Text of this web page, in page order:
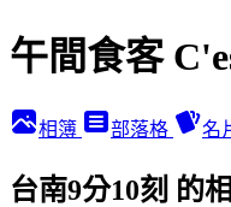
午間食客
相簿 部落格 名
台南9分10刻 的